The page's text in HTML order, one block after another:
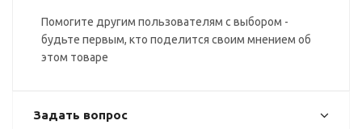
Помогите другим пользователям с выбором -
будьте первым, кто поделится своим мнением об
этом товаре
Задать вопрос